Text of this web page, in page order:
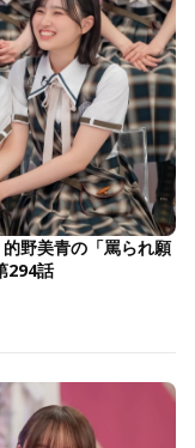
野美青の「罵られ願
294話